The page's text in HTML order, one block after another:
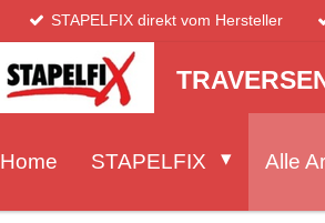
STAPELFIX direkt vom Hersteller
Home STAPELFIX Alle